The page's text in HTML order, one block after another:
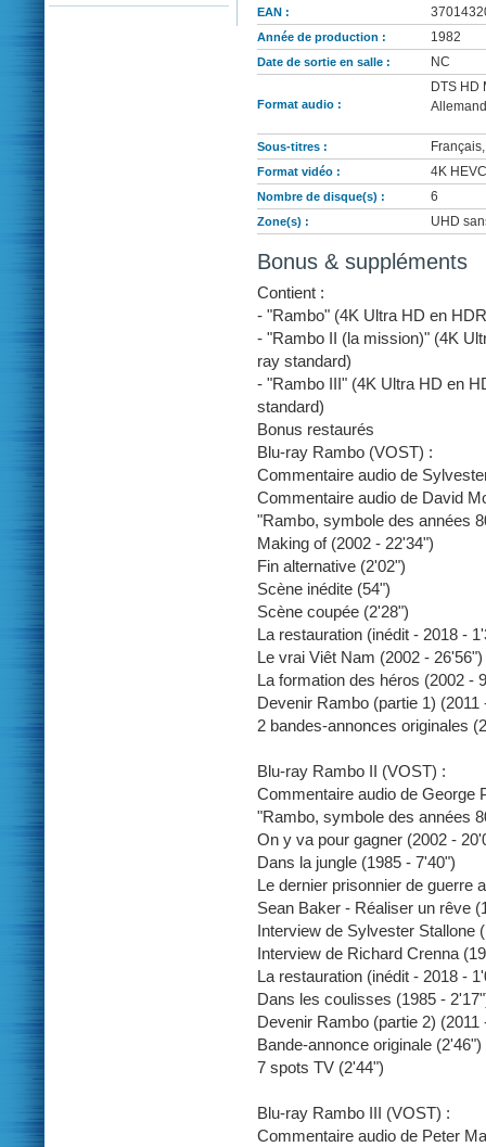
EAN :
Année de production : 1982
Date de sortie en salle : NC
Format audio :
DTS HD
Sous-titres :
Format vidéo : 4K
Nombre de disque(s) : 6
Zone(s) : UHD
Bonus & suppléments
Contient :
- "Rambo" (4K Ultra HD en
- "Rambo II (la mission)" (4K
ray standard)
- "Rambo III" (4K Ultra HD en
standard)
Bonus restaurés
Blu-ray Rambo (VOST) :
Commentaire audio de
Commentaire audio de David
"Rambo, symbole des années
Making of (2002 - 22'34")
Fin alternative (2'02")
Scène inédite (54")
Scène coupée (2'28")
La restauration (inédit - 2018 -
Le vrai Viêt Nam (2002 - 26'56")
La formation des héros (2002 -
Devenir Rambo (partie 1) (2011
2 bandes-annonces originales
Blu-ray Rambo II (VOST) :
Commentaire audio de George
"Rambo, symbole des années
On y va pour gagner (2002 -
Dans la jungle (1985 - 7'40")
Le dernier prisonnier de guerre
Sean Baker - Réaliser un rêve
Interview de Sylvester Stallone
Interview de Richard Crenna
La restauration (inédit - 2018 -
Dans les coulisses (1985 -
Devenir Rambo (partie 2) (2011
Bande-annonce originale (2'46")
7 spots TV (2'44")
Blu-ray Rambo III (VOST) :
Commentaire audio de Peter